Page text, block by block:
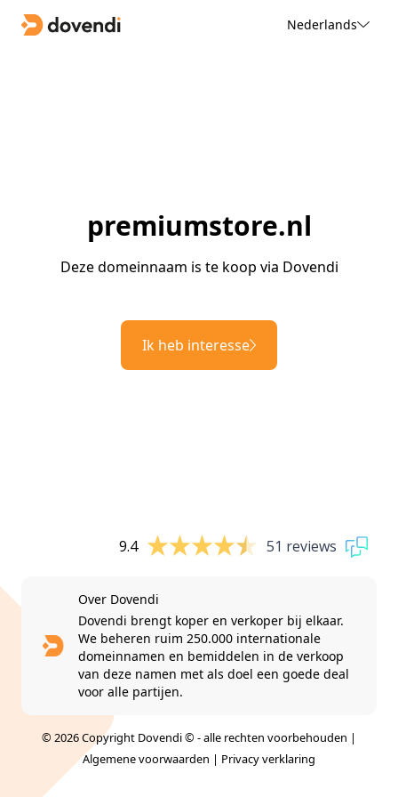
Nederlands
premiumstore.nl
Deze domeinnaam is te koop via Dovendi
Ik heb interesse
9.4 51 reviews
Over Dovendi
Dovendi brengt koper en verkoper bij elkaar.
We beheren ruim 250.000 internationale
domeinnamen en bemiddelen in de verkoop
van deze namen met als doel een goede deal
voor alle partijen.
© 2026 Copyright Dovendi © - alle rechten voorbehouden |
Algemene voorwaarden | Privacy verklaring